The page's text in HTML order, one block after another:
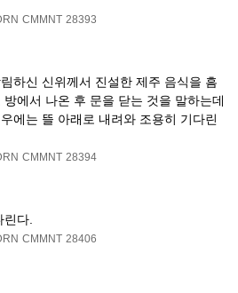
CMMNT 28393
하신 신위께서 진설한 제주 음식을 흠
에서 나온 후 문을 닫는 것을 말하는데
에는 뜰 아래로 내려와 조용히 기다린
CMMNT 28394
다.
CMMNT 28406